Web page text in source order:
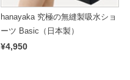
hanayaka 究極の無縫製吸水ショ
ーツ Basic（日本製）
¥4,950